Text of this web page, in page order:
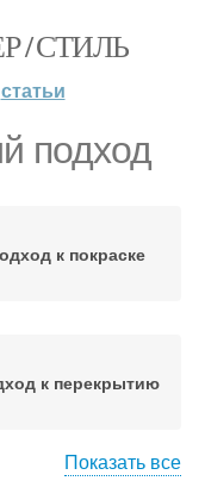
/ СТИЛЬ
статьи
подход
к покраске
к перекрытию
Показать все